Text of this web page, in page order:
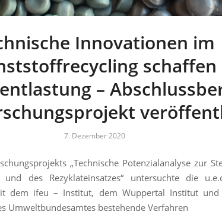
Innovationen im
schaffen
–
7. Dezember 2020
„Technische Potenzialanalyse zur
und des Rezyklateinsatzes“ untersuchte die
dem ifeu – Institut, dem Wuppertal Institut und
Umweltbundesamtes bestehende Verfahren